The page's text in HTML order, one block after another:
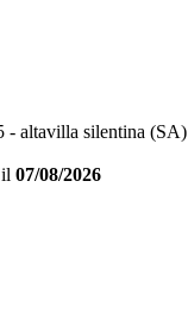
- altavilla silentina (SA)
07/08/2026